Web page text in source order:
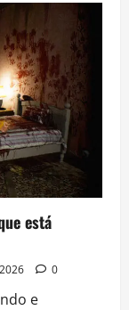
está
0
e